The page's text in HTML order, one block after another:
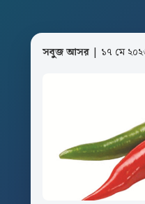
সবুজ আসর | ১৭ মে